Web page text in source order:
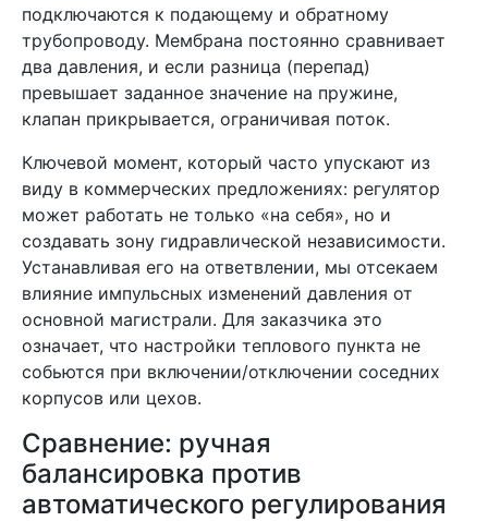
подключаются к подающему и обратному
трубопроводу. Мембрана постоянно сравнивает
два давления, и если разница (перепад)
превышает заданное значение на пружине,
клапан прикрывается, ограничивая поток.
Ключевой момент, который часто упускают из
виду в коммерческих предложениях: регулятор
может работать не только «на себя», но и
создавать зону гидравлической независимости.
Устанавливая его на ответвлении, мы отсекаем
влияние импульсных изменений давления от
основной магистрали. Для заказчика это
означает, что настройки теплового пункта не
собьются при включении/отключении соседних
корпусов или цехов.
Сравнение: ручная
балансировка против
автоматического регулирования